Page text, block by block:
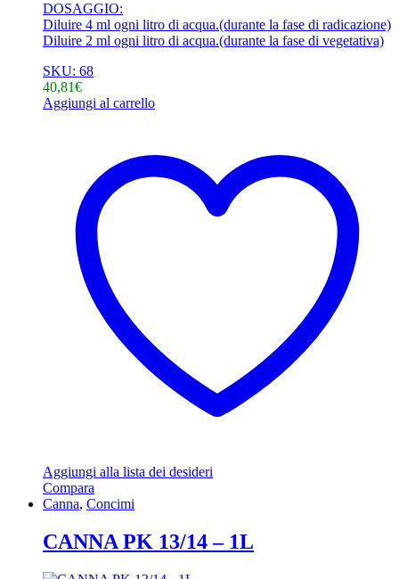
DOSAGGIO:
Diluire 4 ml ogni litro di acqua.(durante la fase di radicazione)
Diluire 2 ml ogni litro di acqua.(durante la fase di vegetativa)
SKU: 68
40,81€
Aggiungi al carrello
Aggiungi alla lista dei desideri
Compara
Canna, Concimi
CANNA PK 13/14 – 1L